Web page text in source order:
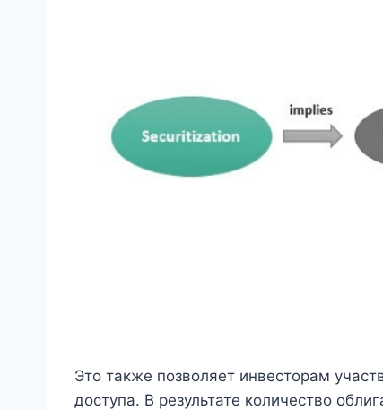
Это также позволяет инвесторам
доступа. В результате количество